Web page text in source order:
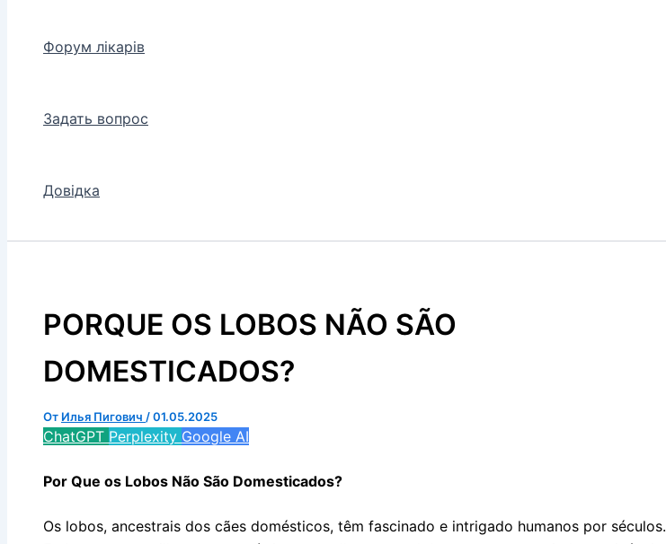
Форум лікарів
Задать вопрос
Довідка
PORQUE OS LOBOS NÃO SÃO
DOMESTICADOS?
От Илья Пигович /01.05.2025
ChatGPT Perplexity Google AI
Por Que os Lobos Não São Domesticados?
Os lobos, ancestrais dos cães domésticos, têm fascinado e intrigado humanos por séculos.